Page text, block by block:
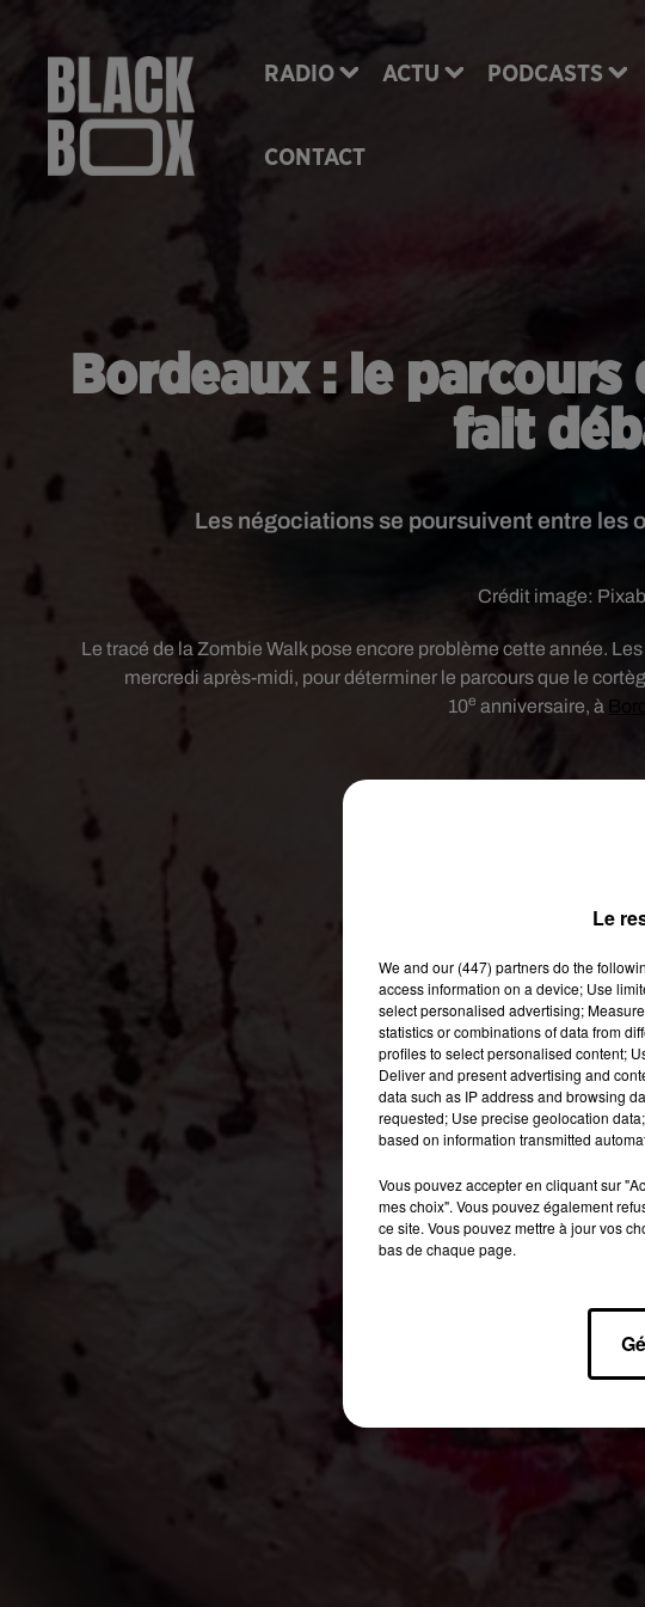
RADIO ACTU PODCASTS
CONTACT
Bordeaux : le
fait
Les négociations se poursuivent entre les
Crédit image:
Le tracé de la Zombie Walk pose encore problème cette année.
mercredi après-midi, pour déterminer le parcours que le
10e anniversaire, à
Le
We and our (447) partnersdo the
access information on a device; Use
select personalised advertising;
statistics or combinations of data from
profiles to select personalised content;
Deliver and present advertising and
data such as IP address and browsing
requested; Use precise geolocation
based on information transmitted
Vous pouvez accepter en cliquant sur
mes choix". Vous pouvez également
ce site. Vous pouvez mettre à jour vos
bas de chaque page.